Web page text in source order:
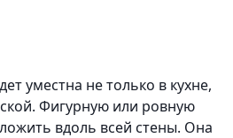
уместна не только в кухне,
Фигурную или ровную
вдоль всей стены. Она